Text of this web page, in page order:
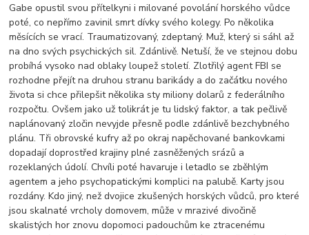
Gabe opustil svou přítelkyni i milované povolání horského vůdce
poté, co nepřímo zavinil smrt dívky svého kolegy. Po několika
měsících se vrací. Traumatizovaný, zdeptaný. Muž, který si sáhl až
na dno svých psychických sil. Zdánlivě. Netuší, že ve stejnou dobu
probíhá vysoko nad oblaky loupež století. Zlotřilý agent FBI se
rozhodne přejít na druhou stranu barikády a do začátku nového
života si chce přilepšit několika sty miliony dolarů z federálního
rozpočtu. Ovšem jako už tolikrát je tu lidský faktor, a tak pečlivě
naplánovaný zločin nevyjde přesně podle zdánlivě bezchybného
plánu. Tři obrovské kufry až po okraj napěchované bankovkami
dopadají doprostřed krajiny plné zasněžených srázů a
rozeklaných údolí. Chvíli poté havaruje i letadlo se zběhlým
agentem a jeho psychopatickými komplici na palubě. Karty jsou
rozdány. Kdo jiný, než dvojice zkušených horských vůdců, pro které
jsou skalnaté vrcholy domovem, může v mrazivé divočině
skalistých hor znovu dopomoci padouchům ke ztracenému